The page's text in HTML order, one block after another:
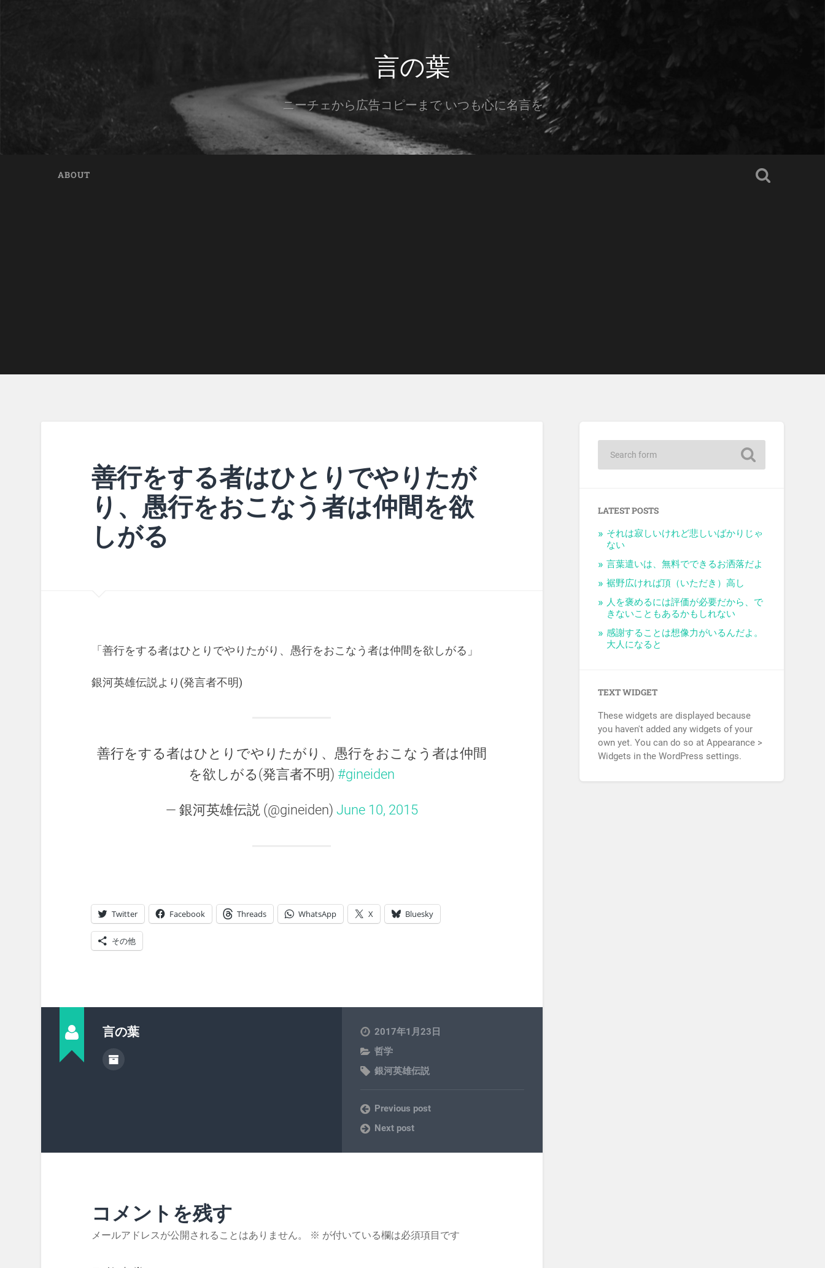
言の葉
ニーチェから広告コピーまで いつも心に名言を
ABOUT
善行をする者はひとりでやりたが
り、愚行をおこなう者は仲間を欲
しがる
「善行をする者はひとりでやりたがり、愚行をおこなう者は仲間を欲しがる」
銀河英雄伝説より(発言者不明)
善行をする者はひとりでやりたがり、愚行をおこなう者は仲間
を欲しがる(発言者不明) #gineiden
— 銀河英雄伝説 (@gineiden) June 10, 2015
Twitter Facebook Threads WhatsApp X Bluesky
その他
言の葉
2017年1月23日
哲学
銀河英雄伝説
Previous post
Next post
コメントを残す
メールアドレスが公開されることはありません。 ※ が付いている欄は必須項目です
LATEST POSTS
それは寂しいけれど悲しいばかりじゃ
ない
言葉遣いは、無料でできるお洒落だよ
裾野広ければ頂（いただき）高し
人を褒めるには評価が必要だから、で
きないこともあるかもしれない
感謝することは想像力がいるんだよ。
大人になると
TEXT WIDGET
These widgets are displayed because
you haven't added any widgets of your
own yet. You can do so at Appearance >
Widgets in the WordPress settings.